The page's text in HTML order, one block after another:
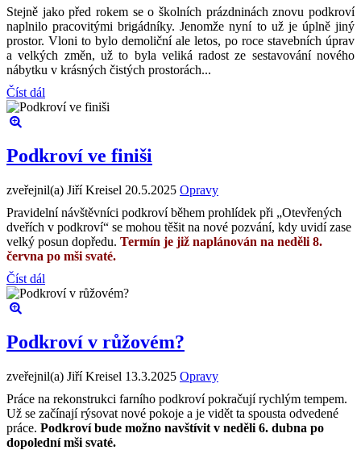
Stejně jako před rokem se o školních prázdninách znovu podkroví
naplnilo pracovitými brigádníky. Jenomže nyní to už je úplně jiný
prostor. Vloni to bylo demoliční ale letos, po roce stavebních úprav
a velkých změn, už to byla veliká radost ze sestavování nového
nábytku v krásných čistých prostorách...
Číst dál
Podkroví ve finiši
zveřejnil(a) Jiří Kreisel 20.5.2025 Opravy
Pravidelní návštěvníci podkroví během prohlídek při „Otevřených
dveřích v podkroví“ se mohou těšit na nové pozvání, kdy uvidí zase
velký posun dopředu. Termín je již naplánován na neděli 8.
června po mši svaté.
Číst dál
Podkroví v růžovém?
zveřejnil(a) Jiří Kreisel 13.3.2025 Opravy
Práce na rekonstrukci farního podkroví pokračují rychlým tempem.
Už se začínají rýsovat nové pokoje a je vidět ta spousta odvedené
práce. Podkroví bude možno navštívit v neděli 6. dubna po
dopolední mši svaté.